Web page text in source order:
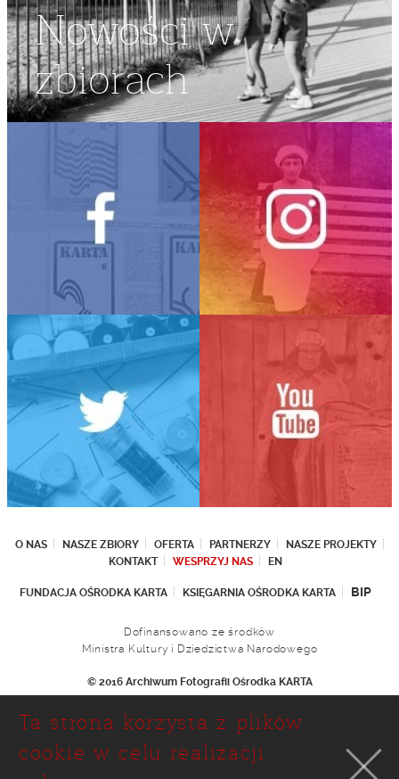
Nowości w
zbiorach
O NAS NASZE ZBIORY OFERTA PARTNERZY
NASZE PROJEKTY
KONTAKT
WESPRZYJ NAS EN
FUNDACJA OŚRODKA KARTA KSIĘGARNIA OŚRODKA KARTA BIP
Dofinansowano ze środków
Ministra Kultury i Dziedzictwa Narodowego
© 2016 Archiwum Fotografii Ośrodka KARTA
Ul. Narbutta 29
02-536 Warszawa
tel.: (+48 22) 646 36 90
Ta strona korzysta z plików
cookie w celu realizacji